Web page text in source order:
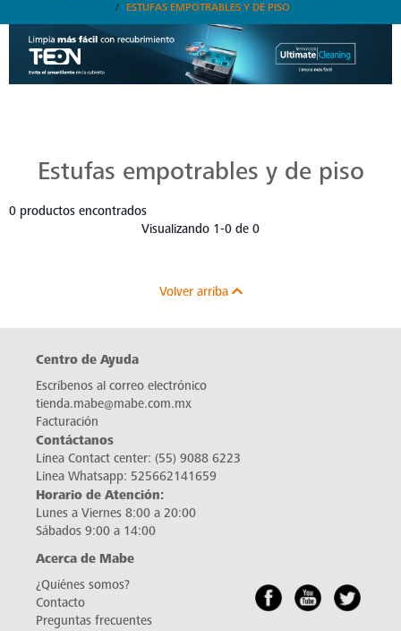
ESTUFAS EMPOTRABLES Y DE PISO
Estufas empotrables y de piso
0 productos encontrados
Visualizando 1-0 de 0
Volver arriba
Centro de Ayuda
Escríbenos al correo electrónico
tienda.mabe@mabe.com.mx
Facturación
Contáctanos
Línea Contact center: (55) 9088 6223
Línea Whatsapp: 525662141659
Horario de Atención:
Lunes a Viernes 8:00 a 20:00
Sábados 9:00 a 14:00
Acerca de Mabe
¿Quiénes somos?
Contacto
Preguntas frecuentes